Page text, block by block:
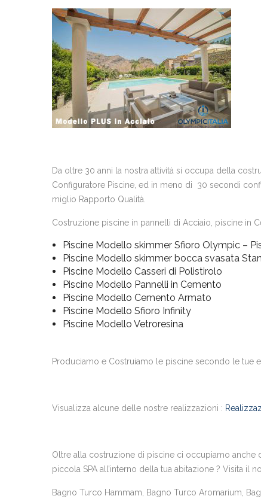
Da oltre 30 anni la nostra attività si occupa della
Configuratore Piscine, ed in meno di 30 secondi
miglio Rapporto Qualità.
Costruzione piscine in pannelli di Acciaio, piscine in
Piscine Modello skimmer Sfioro Olympic –
Piscine Modello skimmer bocca svasata
Piscine Modello Casseri di Polistirolo
Piscine Modello Pannelli in Cemento
Piscine Modello Cemento Armato
Piscine Modello Sfioro Infinity
Piscine Modello Vetroresina
Produciamo e Costruiamo le piscine secondo le tue
Visualizza alcune delle nostre realizzazioni :
Oltre alla costruzione di piscine ci occupiamo anche
piccola SPA all’interno della tua abitazione ? Visita il
Bagno Turco Hammam, Bagno Turco Aromarium,